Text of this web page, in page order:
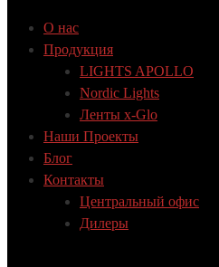
О нас
Продукция
LIGHTS APOLLO
Nordic Lights
Ленты x-Glo
Наши Проекты
Блог
Контакты
Центральный офис
Дилеры